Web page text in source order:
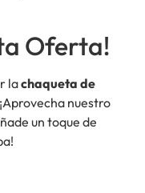
Oferta!
lachaqueta de
nuestro
un toque de